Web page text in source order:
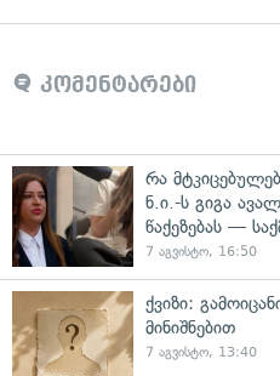
კომენტარები
რა
ნ.ი.-ს გიგა
წაქეზებას —
7 აგვისტო, 16:50
ქვიზი:
მინიშნებით
7 აგვისტო, 13:40